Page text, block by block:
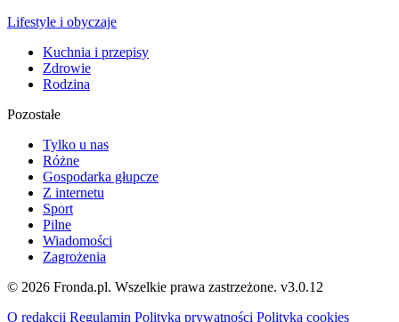
Lifestyle i obyczaje
Kuchnia i przepisy
Zdrowie
Rodzina
Pozostałe
Tylko u nas
Różne
Gospodarka głupcze
Z internetu
Sport
Pilne
Wiadomości
Zagrożenia
© 2026 Fronda.pl. Wszelkie prawa zastrzeżone. v3.0.12
O redakcji Regulamin Polityka prywatności Polityka cookies